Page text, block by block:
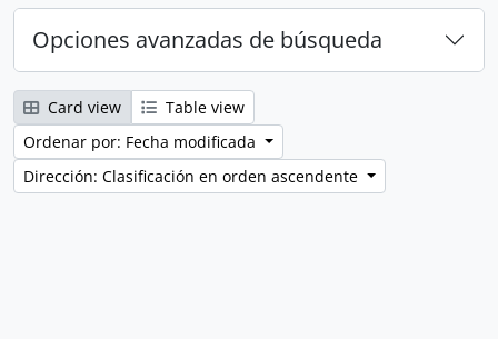
Opciones avanzadas de búsqueda
Card view
Table view
Ordenar por: Fecha modificada
Dirección: Clasificación en orden ascendente